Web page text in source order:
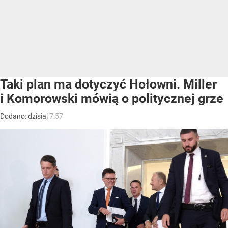
Taki plan ma dotyczyć Hołowni. Miller
i Komorowski mówią o politycznej grze
Dodano:dzisiaj7:57